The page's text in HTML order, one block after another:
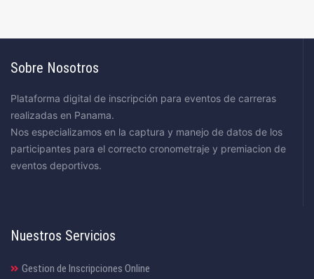
Sobre Nosotros
Plataforma digital de inscripción para eventos de carreras
realizadas en Panama.
Nos especializamos en la captura y manejo de datos de los
participantes para el correcto cronometraje y premiacion de
eventos deportivos.
Nuestros Servicios
Gestion de Inscripciones Online